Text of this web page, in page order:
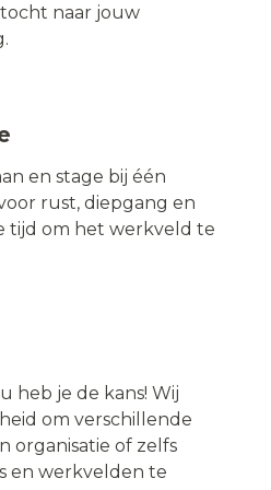
naar jouw
en stage bij één
rust, diepgang en
tijd om het werkveld te
heb je de kans! Wij
om verschillende
organisatie of zelfs
en werkvelden te